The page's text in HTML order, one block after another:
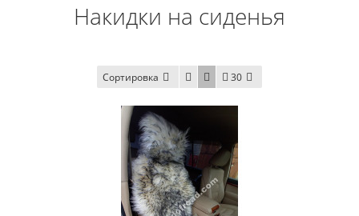
Накидки на сиденья
Сортировка 30